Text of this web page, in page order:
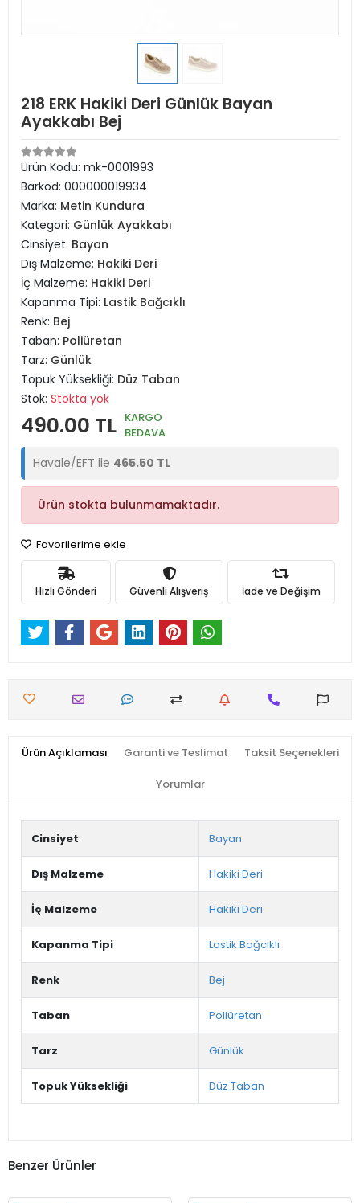
218 ERK Hakiki Deri Günlük Bayan
Ayakkabı Bej
Ürün Kodu: mk-0001993
Barkod: 000000019934
Marka: Metin Kundura
Kategori: Günlük Ayakkabı
Cinsiyet: Bayan
Dış Malzeme: Hakiki Deri
İç Malzeme: Hakiki Deri
Kapanma Tipi: Lastik Bağcıklı
Renk: Bej
Taban: Poliüretan
Tarz: Günlük
Topuk Yüksekliği: Düz Taban
Stok: Stokta yok
490.00 TL KARGO
BEDAVA
Havale/EFT ile 465.50 TL
Ürün stokta bulunmamaktadır.
Favorilerime ekle
Hızlı Gönderi Güvenli Alışveriş İade ve Değişim
Ürün Açıklaması Garanti ve Teslimat Taksit Seçenekleri
Yorumlar
Cinsiyet Bayan
Dış Malzeme Hakiki Deri
İç Malzeme Hakiki Deri
Kapanma Tipi Lastik Bağcıklı
Renk Bej
Taban Poliüretan
Tarz Günlük
Topuk Yüksekliği Düz Taban
Benzer Ürünler